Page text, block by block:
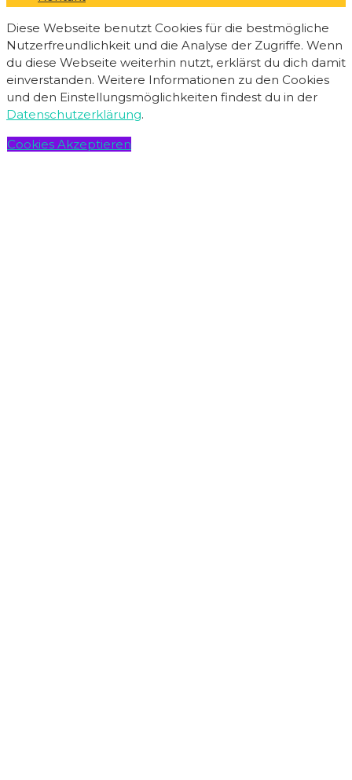
Diese Webseite benutzt Cookies für die bestmögliche
Nutzerfreundlichkeit und die Analyse der Zugriffe. Wenn
du diese Webseite weiterhin nutzt, erklärst du dich damit
einverstanden. Weitere Informationen zu den Cookies
und den Einstellungsmöglichkeiten findest du in der
Datenschutzerklärung.
Cookies Akzeptieren